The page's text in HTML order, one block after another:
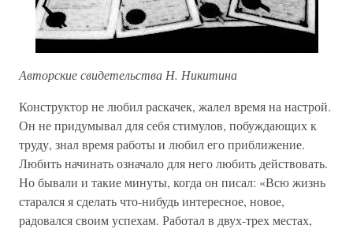
Авторские свидетельства Н. Никитина
Конструктор не любил раскачек, жалел время на настрой.
Он не придумывал для себя стимулов, побуждающих к
труду, знал время работы и любил его приближение.
Любить начинать означало для него любить действовать.
Но бывали и такие минуты, когда он писал: «Всю жизнь
старался я сделать что-нибудь интересное, новое,
радовался своим успехам. Работал в двух-трех местах,